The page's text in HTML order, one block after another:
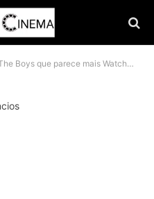
mais Watchmen do que a própria série